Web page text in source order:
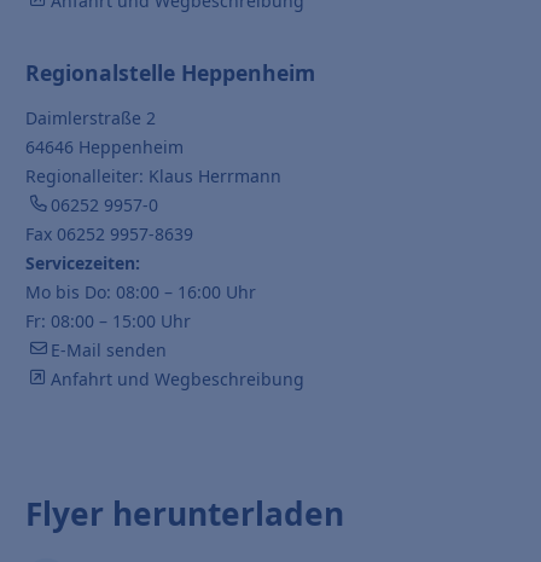
Regionalstelle Heppenheim
Daimlerstraße 2
64646 Heppenheim
Regionalleiter: Klaus Herrmann
06252 9957-0
Fax 06252 9957-8639
Servicezeiten:
Mo bis Do: 08:00 – 16:00 Uhr
Fr: 08:00 – 15:00 Uhr
E-Mail senden
Anfahrt und Wegbeschreibung
Flyer herunterladen